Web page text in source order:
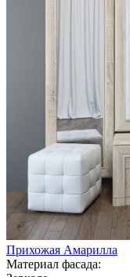
Прихожая Амарилла
Материал фасада: